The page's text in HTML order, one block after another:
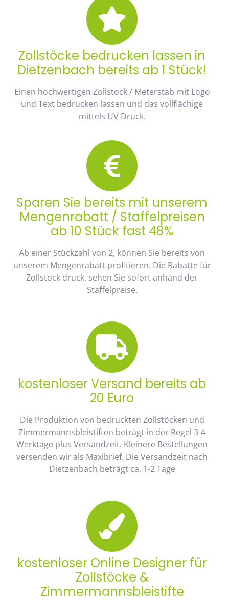
Zollstöcke bedrucken lassen in
Dietzenbach bereits ab 1 Stück!
Einen hochwertigen Zollstock / Meterstab mit Logo
und Text bedrucken lassen und das vollflächige
mittels UV Druck.
Sparen Sie bereits mit unserem
Mengenrabatt / Staffelpreisen
ab 10 Stück fast 48%
Ab einer Stückzahl von 2, können Sie bereits von
unserem Mengenrabatt profitieren. Die Rabatte für
Zollstock druck, sehen Sie sofort anhand der
Staffelpreise.
kostenloser Versand bereits ab
20 Euro
Die Produktion von bedruckten Zollstöcken und
Zimmermannsbleistiften beträgt in der Regel 3-4
Werktage plus Versandzeit. Kleinere Bestellungen
versenden wir als Maxibrief. Die Versandzeit nach
Dietzenbach beträgt ca. 1-2 Tage
kostenloser Online Designer für
Zollstöcke &
Zimmermannsbleistifte